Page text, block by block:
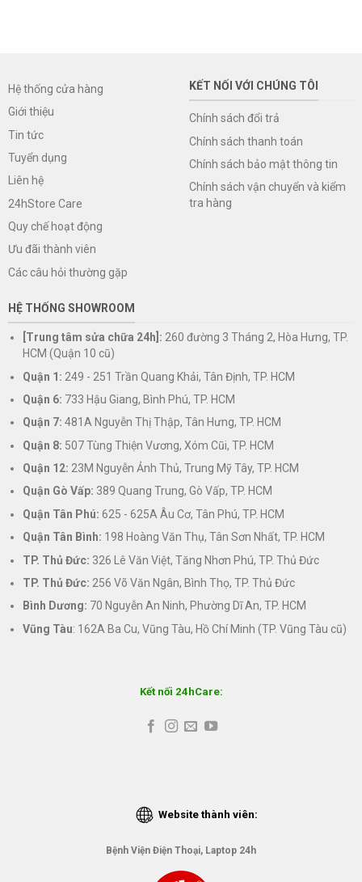
Hệ thống cửa hàng
Giới thiệu
Tin tức
Tuyển dụng
Liên hệ
24hStore Care
Quy chế hoạt động
Ưu đãi thành viên
Các câu hỏi thường gặp
KẾT NỐI VỚI CHÚNG TÔI
Chính sách đổi trả
Chính sách thanh toán
Chính sách bảo mật thông tin
Chính sách vận chuyển và kiểm
tra hàng
HỆ THỐNG SHOWROOM
[Trung tâm sửa chữa 24h]: 260 đường 3 Tháng 2, Hòa Hưng, TP.
HCM (Quận 10 cũ)
Quận 1: 249 - 251 Trần Quang Khải, Tân Định, TP. HCM
Quận 6: 733 Hậu Giang, Bình Phú, TP. HCM
Quận 7: 481A Nguyễn Thị Thập, Tân Hưng, TP. HCM
Quận 8: 507 Tùng Thiện Vương, Xóm Cũi, TP. HCM
Quận 12: 23M Nguyễn Ảnh Thủ, Trung Mỹ Tây, TP. HCM
Quận Gò Vấp: 389 Quang Trung, Gò Vấp, TP. HCM
Quận Tân Phú: 625 - 625A Âu Cơ, Tân Phú, TP. HCM
Quận Tân Bình: 198 Hoàng Văn Thụ, Tân Sơn Nhất, TP. HCM
TP. Thủ Đức: 326 Lê Văn Việt, Tăng Nhơn Phú, TP. Thủ Đức
TP. Thủ Đức: 256 Võ Văn Ngân, Bình Thọ, TP. Thủ Đức
Bình Dương: 70 Nguyễn An Ninh, Phường Dĩ An, TP. HCM
Vũng Tàu: 162A Ba Cu, Vũng Tàu, Hồ Chí Minh (TP. Vũng Tàu cũ)
Kết nối 24hCare:
Website thành viên:
Bệnh Viện Điện Thoại, Laptop 24h